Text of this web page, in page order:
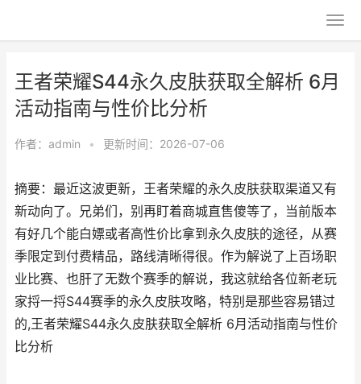
王者荣耀S44永久皮肤获取全解析 6月
活动指南与性价比分析
作者： admin • 更新时间：2026-07-06
摘要：最近这波更新，王者荣耀的永久皮肤获取渠道又有
新动向了。兄弟们，别再盯着商城直售傻等了，当前版本
有好几个能白嫖或者高性价比拿到永久皮肤的途径，从赛
季限定到付费精品，路线清晰得很。作为解说了上百场职
业比赛、也肝了无数个赛季的解说，我这就给各位新老玩
家捋一捋S44赛季的永久皮肤攻略，特别是那些容易错过
的,王者荣耀S44永久皮肤获取全解析 6月活动指南与性价
比分析